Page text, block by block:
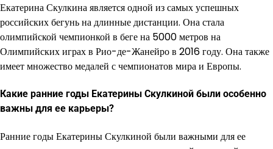
Екатерина Скулкина является одной из самых успешных
российских бегунь на длинные дистанции. Она стала
олимпийской чемпионкой в беге на 5000 метров на
Олимпийских играх в Рио-де-Жанейро в 2016 году. Она также
имеет множество медалей с чемпионатов мира и Европы.
Какие ранние годы Екатерины Скулкиной были особенно
важны для ее карьеры?
Ранние годы Екатерины Скулкиной были важными для ее